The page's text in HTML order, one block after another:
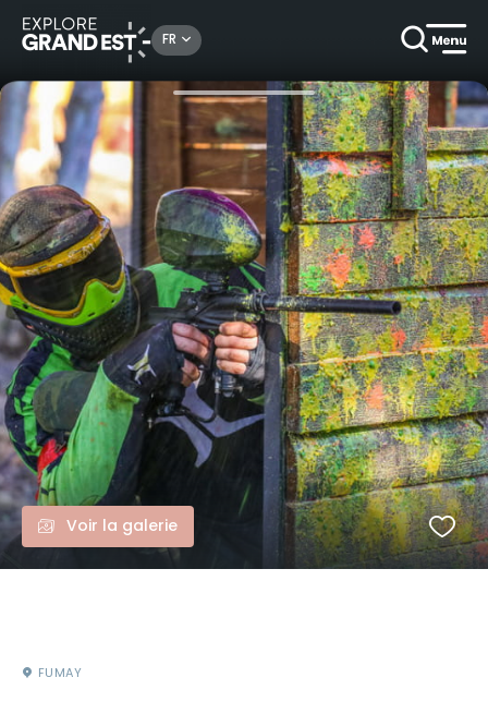
FR
Nature Paintball : amusement & stratégies en Ardennes
Voir la galerie
FUMAY